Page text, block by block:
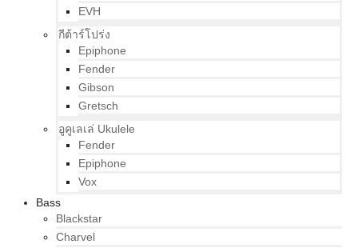
EVH
กีต้าร์โปร่ง
Epiphone
Fender
Gibson
Gretsch
อูคูเลเล่ Ukulele
Fender
Epiphone
Vox
Bass
Blackstar
Charvel